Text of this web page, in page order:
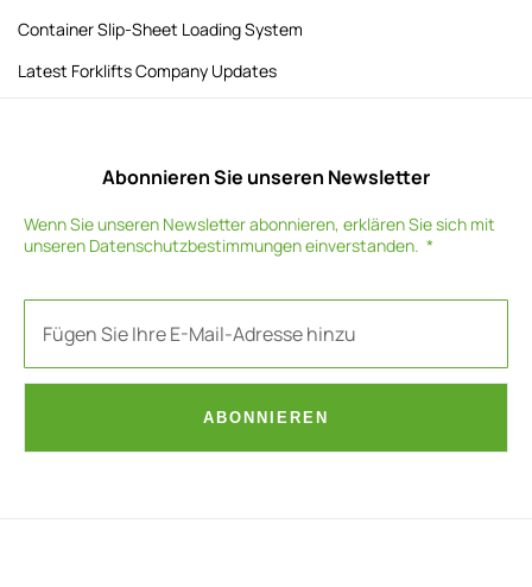
Container Slip-Sheet Loading System
Latest Forklifts Company Updates
Abonnieren Sie unseren Newsletter
Wenn Sie unseren Newsletter abonnieren, erklären Sie sich mit
unseren Datenschutzbestimmungeneinverstanden.
ABONNIEREN